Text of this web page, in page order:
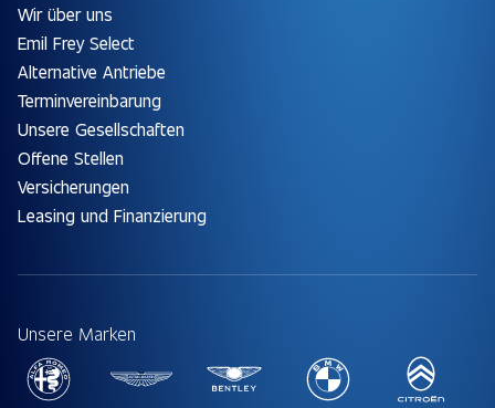
Wir über uns
Emil Frey Select
Alternative Antriebe
Terminvereinbarung
Unsere Gesellschaften
Offene Stellen
Versicherungen
Leasing und Finanzierung
Unsere Marken